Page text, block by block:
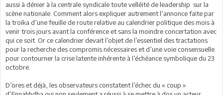
aussi à dénier à la centrale syndicale toute velléité de leadership sur la
scène nationale. Comment alors expliquer autrement l’annonce faite par
la troïka d’une feuille de route relative au calendrier politique des mois à
venir trois jours avant la conférence et sans la moindre concertation avec
qui ce soit. Or ce calendrier devait l’objet de l’essentiel des tractations
pour la recherche des compromis nécessaires et d’une voie consensuelle
pour contourner la crise latente inhérente à l’échéance symbolique du 23
octobre.
D’ores et déjà, les observateurs constatent l’échec du « coup »